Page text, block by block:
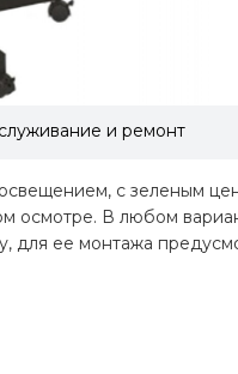
и ремонт
с зеленым
осмотре. В любом
ее монтажа